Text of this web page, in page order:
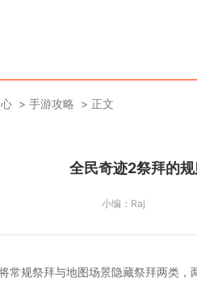
手游攻略 正文
全民奇迹2祭拜的
小编： Raj
常规祭拜与地图场景隐藏祭拜两类